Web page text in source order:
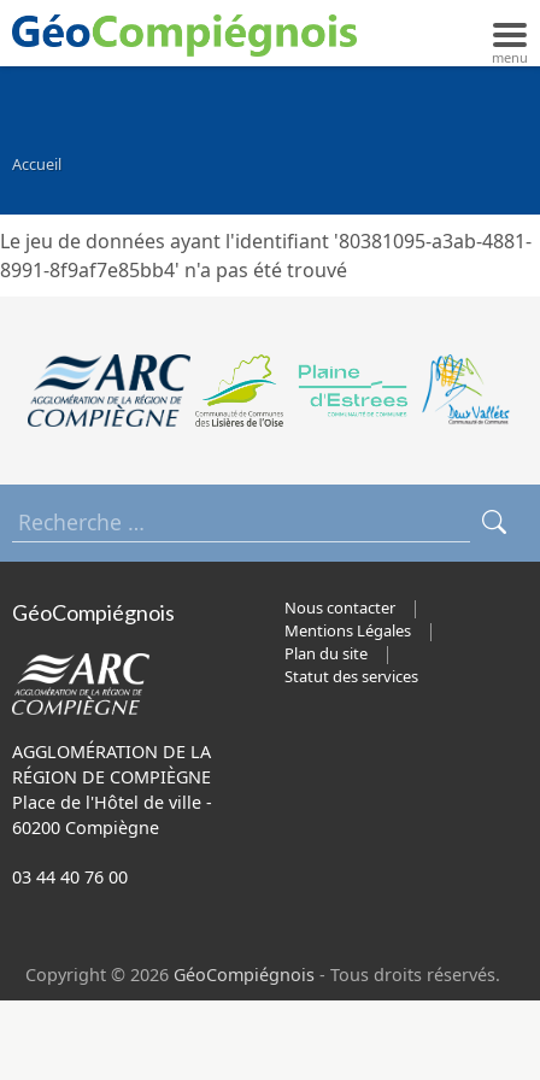
Accueil
Le jeu de données ayant l'identifiant '80381095-a3ab-4881-
8991-8f9af7e85bb4' n'a pas été trouvé
GéoCompiégnois
AGGLOMÉRATION DE LA
RÉGION DE COMPIÈGNE
Place de l'Hôtel de ville -
60200 Compiègne
03 44 40 76 00
Nous contacter
Mentions Légales
Plan du site
Statut des services
Copyright © 2026 GéoCompiégnois - Tous droits réservés.